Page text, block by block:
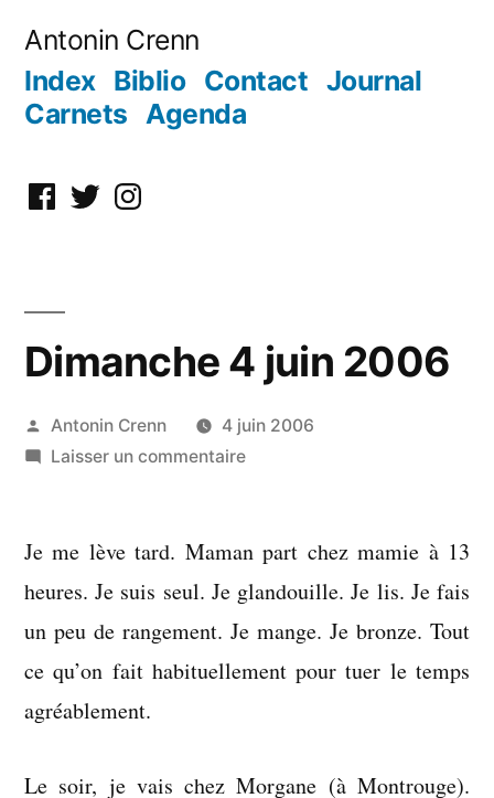
contenu
Antonin Crenn
Index Biblio Contact Journal
Carnets Agenda
Facebook
TwitterInstagram
Dimanche 4 juin 2006
Publié
par
Antonin Crenn
4 juin 2006
Laisser un commentairesur
juin
Je me lève tard. Maman part chez mamie à 13
heures. Je suis seul. Je glandouille. Je lis. Je fais
un peu de rangement. Je mange. Je bronze. Tout
ce qu’on fait habituellement pour tuer le temps
agréablement.
Le soir, je vais chez Morgane (à Montrouge).